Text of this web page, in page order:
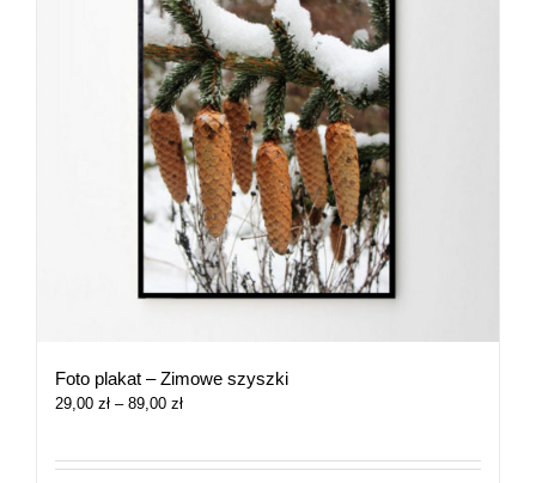
Foto plakat – Zimowe szyszki
29,00 zł – 89,00 złZakres
29,00 zł